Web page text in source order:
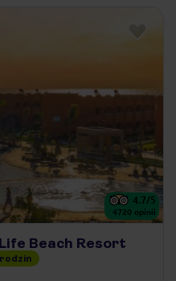
4.7/5
4720 opinii
Beach Resort